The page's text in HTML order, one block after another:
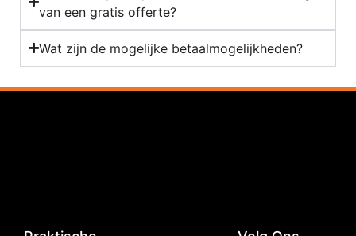
van een gratis offerte?
Wat zijn de mogelijke betaalmogelijkheden?